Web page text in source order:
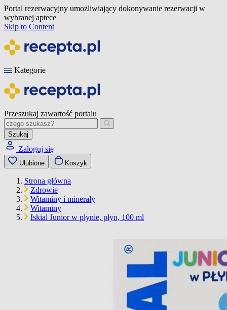
Portal rezerwacyjny umożliwiający dokonywanie rezerwacji w
wybranej aptece
Skip to Content
Kategorie
Przeszukaj zawartość portalu
Szukaj
Zaloguj się
Ulubione Koszyk
Strona główna
Zdrowie
Witaminy i minerały
Witaminy
Iskial Junior w płynie, płyn, 100 ml